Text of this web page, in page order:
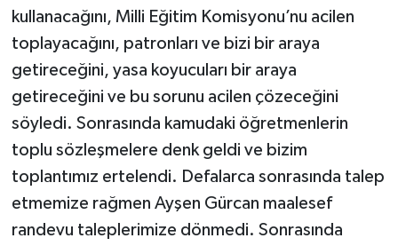
kullanacağını, Milli Eğitim Komisyonu’nu acilen
toplayacağını, patronları ve bizi bir araya
getireceğini, yasa koyucuları bir araya
getireceğini ve bu sorunu acilen çözeceğini
söyledi. Sonrasında kamudaki öğretmenlerin
toplu sözleşmelere denk geldi ve bizim
toplantımız ertelendi. Defalarca sonrasında talep
etmemize rağmen Ayşen Gürcan maalesef
randevu taleplerimize dönmedi. Sonrasında